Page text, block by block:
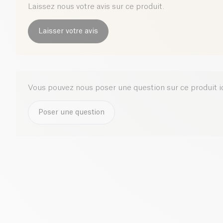
Laissez nous votre avis sur ce produit.
Laisser votre avis
Vous pouvez nous poser une question sur ce produit
Poser une question